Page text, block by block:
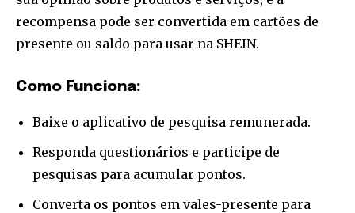
recompensa pode ser convertida em cartões de
presente ou saldo para usar na SHEIN.
Como Funciona:
Baixe o aplicativo de pesquisa remunerada.
Responda questionários e participe de
pesquisas para acumular pontos.
Converta os pontos em vales-presente para